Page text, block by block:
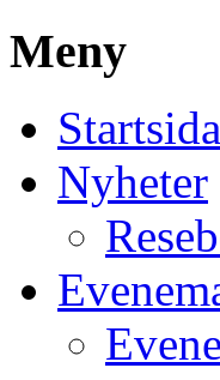
Meny
Startsida
Nyheter